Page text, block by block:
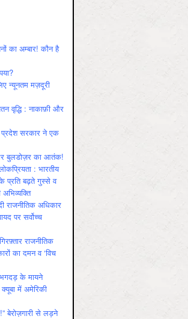
का अम्बार! कौन है
न्यूनतम मज़दूरी
वृद्धि : नाकाफ़ी और
प्रदेश सरकार ने एक
बुलडोज़र का आतंक!
: भारतीय
प्रति बढ़ते गुस्‍से व
राजनीतिक अधिकार
पर सर्वोच्च
राजनीतिक
का दमन व ‘विच
के मायने
में अमेरिकी
बेरोज़गारी से लड़ने